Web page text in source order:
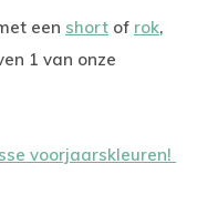
een short of rok,
1 van onze
voorjaarskleuren!